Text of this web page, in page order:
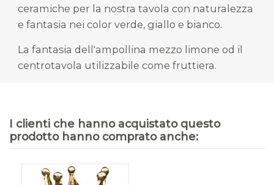
ceramiche per la nostra tavola con naturalezza
e fantasia nei color verde, giallo e bianco.
La fantasia dell'ampollina mezzo limone od il
centrotavola utilizzabile come fruttiera.
I clienti che hanno acquistato questo
prodotto hanno comprato anche: